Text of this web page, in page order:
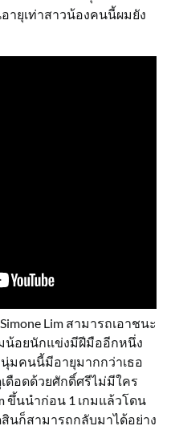
ายุเท่าสาวน้องคนนี้ผมยัง
Lim สามารถเอาชนะ
มน้อยนักแข่งมีฝีมืออีกหนึ่ง
มคนนี้มีอายุมากกว่าเธอ
ดือดด้วยศักดิ์ศรีไม่มีใคร
ขึ้นนำก่อน 1 เกมแล้วโดน
สินก็สามารถกลับมาได้อย่าง